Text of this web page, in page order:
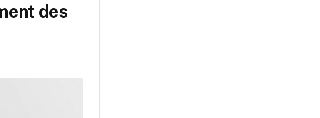
des